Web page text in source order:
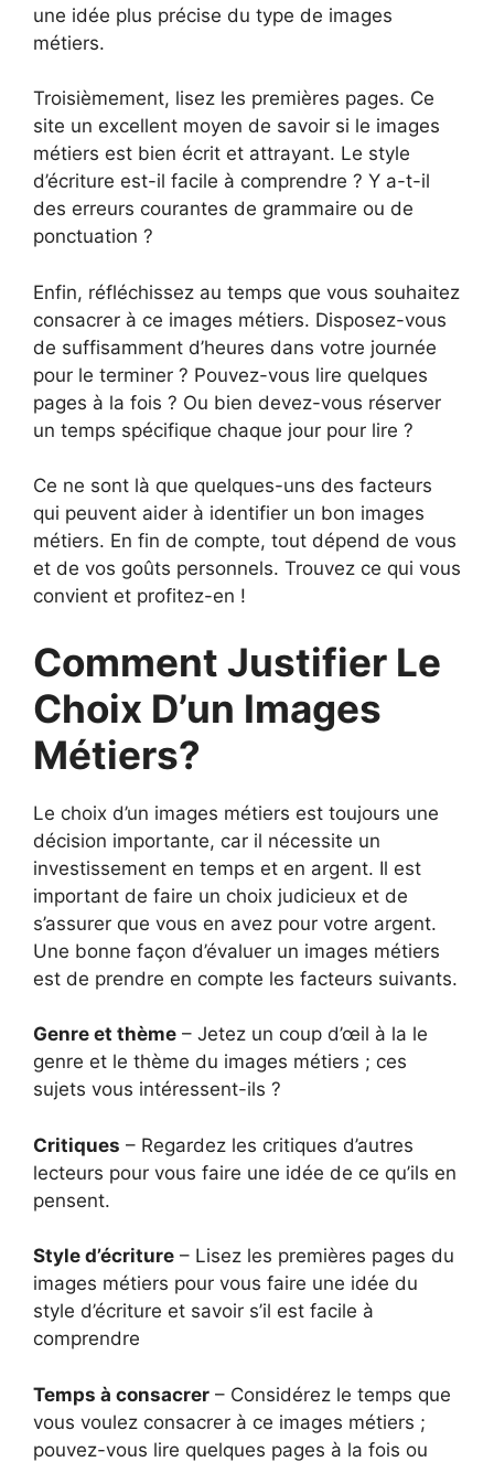
une idée plus précise du type de images
métiers.
Troisièmement, lisez les premières pages. Ce
site un excellent moyen de savoir si le images
métiers est bien écrit et attrayant. Le style
d’écriture est-il facile à comprendre ? Y a-t-il
des erreurs courantes de grammaire ou de
ponctuation ?
Enfin, réfléchissez au temps que vous souhaitez
consacrer à ce images métiers. Disposez-vous
de suffisamment d’heures dans votre journée
pour le terminer ? Pouvez-vous lire quelques
pages à la fois ? Ou bien devez-vous réserver
un temps spécifique chaque jour pour lire ?
Ce ne sont là que quelques-uns des facteurs
qui peuvent aider à identifier un bon images
métiers. En fin de compte, tout dépend de vous
et de vos goûts personnels. Trouvez ce qui vous
convient et profitez-en !
Comment Justifier Le
Choix D’un Images
Métiers?
Le choix d’un images métiers est toujours une
décision importante, car il nécessite un
investissement en temps et en argent. Il est
important de faire un choix judicieux et de
s’assurer que vous en avez pour votre argent.
Une bonne façon d’évaluer un images métiers
est de prendre en compte les facteurs suivants.
Genre et thème – Jetez un coup d’œil à la le
genre et le thème du images métiers ; ces
sujets vous intéressent-ils ?
Critiques – Regardez les critiques d’autres
lecteurs pour vous faire une idée de ce qu’ils en
pensent.
Style d’écriture – Lisez les premières pages du
images métiers pour vous faire une idée du
style d’écriture et savoir s’il est facile à
comprendre
Temps à consacrer – Considérez le temps que
vous voulez consacrer à ce images métiers ;
pouvez-vous lire quelques pages à la fois ou